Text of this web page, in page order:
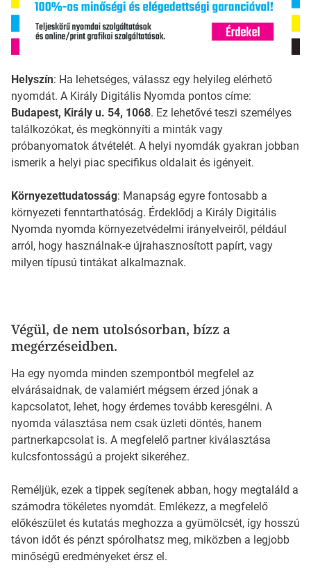
Helyszín: Ha lehetséges, válassz egy helyileg elérhető
nyomdát. A Király Digitális Nyomda pontos címe:
Budapest, Király u. 54, 1068. Ez lehetővé teszi személyes
találkozókat, és megkönnyíti a minták vagy
próbanyomatok átvételét. A helyi nyomdák gyakran jobban
ismerik a helyi piac specifikus oldalait és igényeit.
Környezettudatosság: Manapság egyre fontosabb a
környezeti fenntarthatóság. Érdeklődj a Király Digitális
Nyomda nyomda környezetvédelmi irányelveiről, például
arról, hogy használnak-e újrahasznosított papírt, vagy
milyen típusú tintákat alkalmaznak.
Végül, de nem utolsósorban, bízz a
megérzéseidben.
Ha egy nyomda minden szempontból megfelel az
elvárásaidnak, de valamiért mégsem érzed jónak a
kapcsolatot, lehet, hogy érdemes tovább keresgélni. A
nyomda választása nem csak üzleti döntés, hanem
partnerkapcsolat is. A megfelelő partner kiválasztása
kulcsfontosságú a projekt sikeréhez.
Reméljük, ezek a tippek segítenek abban, hogy megtaláld a
számodra tökéletes nyomdát. Emlékezz, a megfelelő
előkészület és kutatás meghozza a gyümölcsét, így hosszú
távon időt és pénzt spórolhatsz meg, miközben a legjobb
minőségű eredményeket érsz el.